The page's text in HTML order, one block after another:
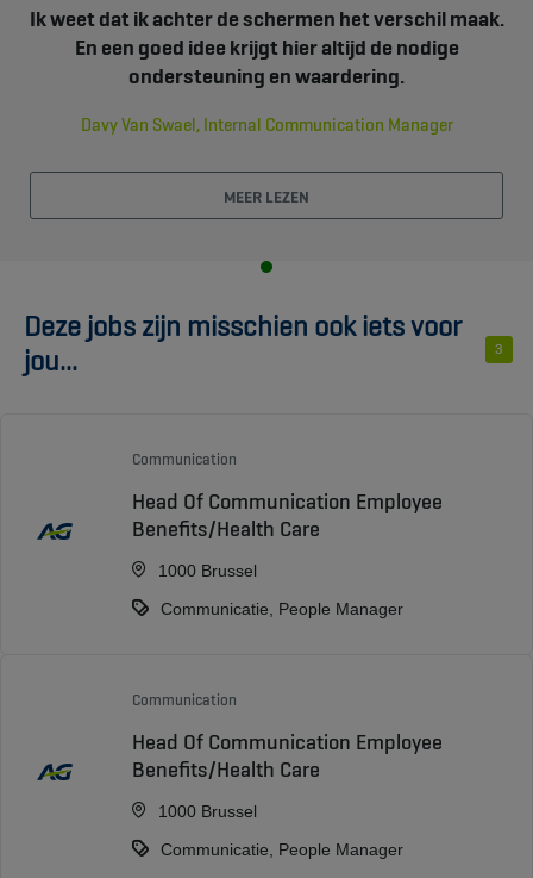
Ik weet dat ik achter de schermen het verschil maak.
En een goed idee krijgt hier altijd de nodige
ondersteuning en waardering.
Davy Van Swael, Internal Communication Manager
MEER LEZEN
Deze jobs zijn misschien ook iets voor
jou...
3
Communication
Head Of Communication Employee
Benefits/Health Care
1000 Brussel
Communicatie, People Manager
Communication
Head Of Communication Employee
Benefits/Health Care
1000 Brussel
Communicatie, People Manager